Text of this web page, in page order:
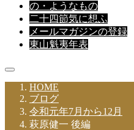
の・ようなもの
二十四節気に想ふ
メールマガジンの登録
東山魁夷年表
HOME
ブログ
令和元年7月から12月
萩原健一 後編